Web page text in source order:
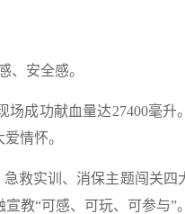
、安全感。
成功献血量达27400毫升。
情怀。
救实训、消保主题闯关四
教“可感、可玩、可参与”。